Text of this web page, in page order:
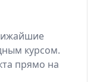
курсом.
прямо на